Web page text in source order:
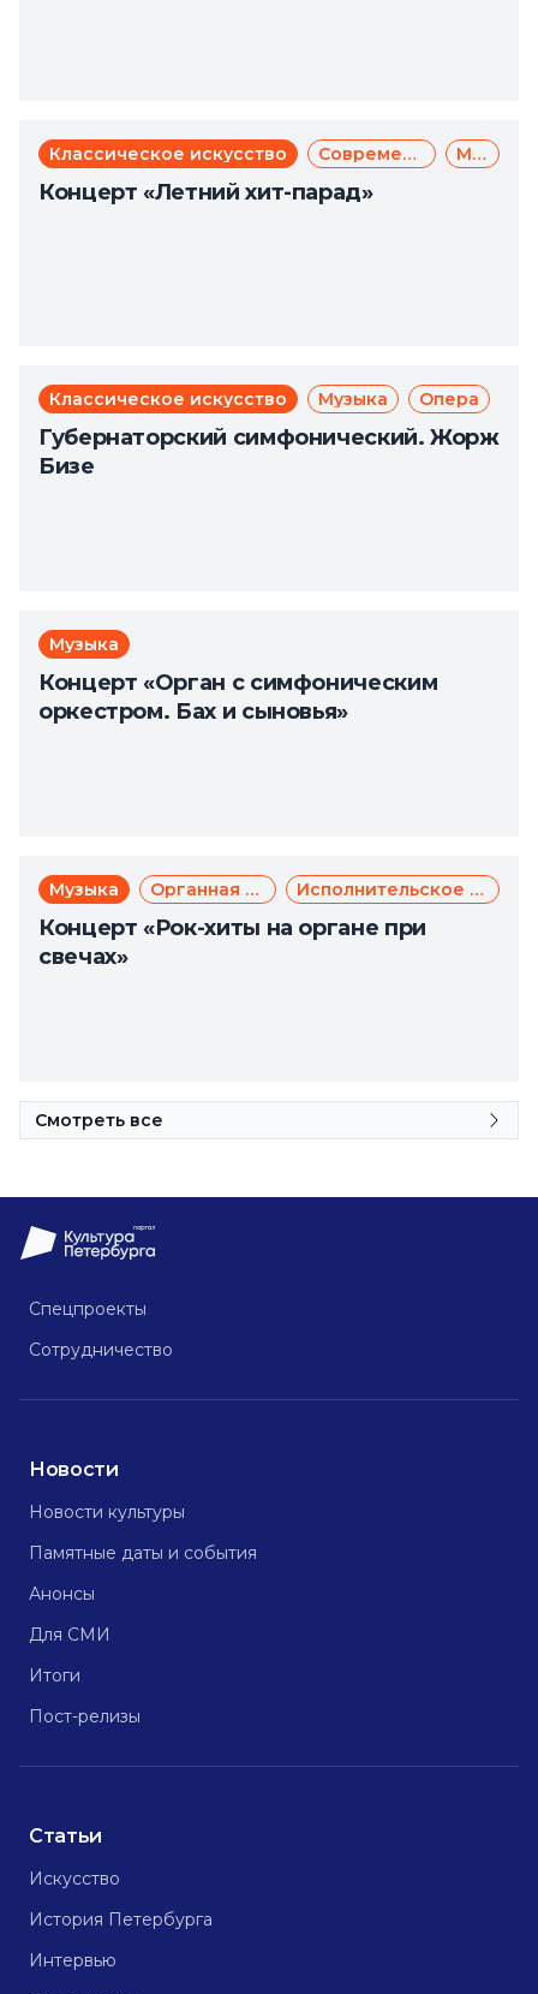
Классическое искусство Современное искусство Музыка
Концерт «Летний хит-парад»
Классическое искусство Музыка Опера
Губернаторский симфонический. Жорж
Бизе
Музыка
Концерт «Орган с симфоническим
оркестром. Бах и сыновья»
Музыка Органная музыка Исполнительское искусство
Концерт «Рок-хиты на органе при
свечах»
Смотреть все
Спецпроекты
Сотрудничество
Новости
Новости культуры
Памятные даты и события
Анонсы
Для СМИ
Итоги
Пост-релизы
Статьи
Искусство
История Петербурга
Интервью